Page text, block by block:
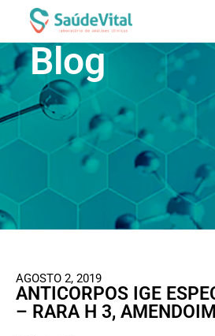
Blog
AGOSTO 2, 2019
ANTICORPOS IGE
– RARA H 3, AMENDOIM